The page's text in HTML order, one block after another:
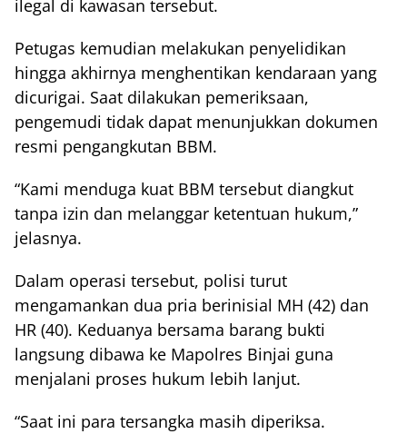
ilegal di kawasan tersebut.
Petugas kemudian melakukan penyelidikan
hingga akhirnya menghentikan kendaraan yang
dicurigai. Saat dilakukan pemeriksaan,
pengemudi tidak dapat menunjukkan dokumen
resmi pengangkutan BBM.
“Kami menduga kuat BBM tersebut diangkut
tanpa izin dan melanggar ketentuan hukum,”
jelasnya.
Dalam operasi tersebut, polisi turut
mengamankan dua pria berinisial MH (42) dan
HR (40). Keduanya bersama barang bukti
langsung dibawa ke Mapolres Binjai guna
menjalani proses hukum lebih lanjut.
“Saat ini para tersangka masih diperiksa.